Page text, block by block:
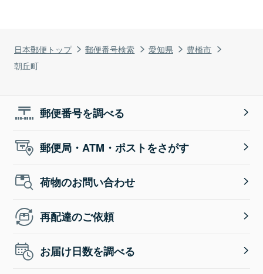
日本郵便トップ 郵便番号検索 愛知県
豊橋市
朝丘町
郵便番号を調べる
郵便局・ATM・ポストをさがす
荷物のお問い合わせ
再配達のご依頼
お届け日数を調べる